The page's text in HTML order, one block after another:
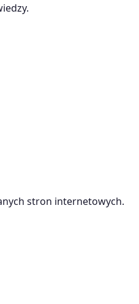
stron internetowych.